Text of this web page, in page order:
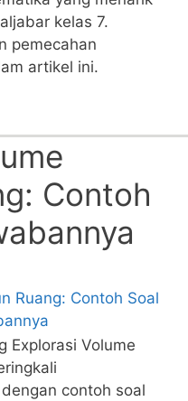
kelas 7.
pemecahan
artikel ini.
Contoh
Explorasi Volume
contoh soal